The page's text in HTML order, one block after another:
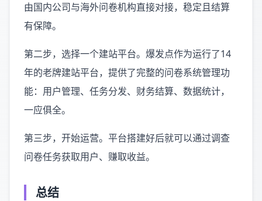
由国内公司与海外问卷机构直接对接，稳定且结算
有保障。
第二步，选择一个建站平台。爆发点作为运行了14
年的老牌建站平台，提供了完整的问卷系统管理功
能：用户管理、任务分发、财务结算、数据统计，
一应俱全。
第三步，开始运营。平台搭建好后就可以通过调查
问卷任务获取用户、赚取收益。
总结